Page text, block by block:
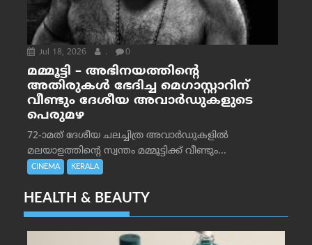
Jul 18, 2026 . 0
മമ്മൂട്ടി – അഭിനയത്തിന്റെ
അതിരുകൾ ഭേദിച്ച മെഗാസ്റ്റാറിന്
വീണ്ടും ദേശീയ അവാർഡുകളുടെ
പെരുമഴ
72-ാമത് ദേശീയ ചലച്ചിത്ര അവാര്‍ഡുകളില്‍
മലയാളത്തിന്റെ സ്വന്തം മമ്മൂട്ടിക്ക് വീണ്ടും...
CINEMA KERALA
HEALTH & BEAUTY